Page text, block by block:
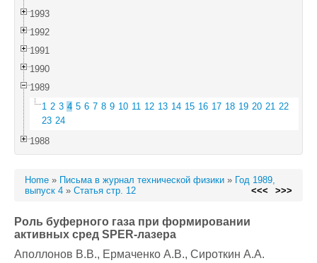
1993
1992
1991
1990
1989
1 2 3 4 5 6 7 8 9 10 11 12 13 14 15 16 17 18 19 20 21 22
23 24
1988
Home » Письма в журнал технической физики » Год 1989,
выпуск 4 » Статья стр. 12 <<< >>>
Роль буферного газа при формировании
активных сред SPER-лазера
Аполлонов В.В., Ермаченко А.В., Сироткин А.А.